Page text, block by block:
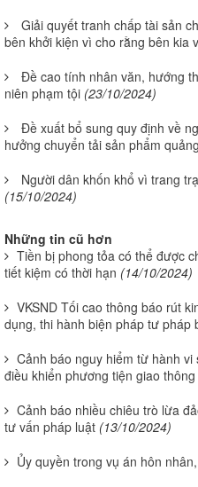
Giải quyết tranh chấp tài sản
bên khởi kiện vì cho rằng bên kia
Đề cao tính nhân văn, hướng
niên phạm tội (23/10/2024)
Đề xuất bổ sung quy định về
hưởng chuyển tải sản phẩm
Người dân khốn khổ vì trang
(15/10/2024)
Những tin cũ hơn
Tiền bị phong tỏa có thể được
tiết kiệm có thời hạn (14/10/2024)
VKSND Tối cao thông báo rút
dụng, thi hành biện pháp tư pháp
Cảnh báo nguy hiểm từ hành
điều khiển phương tiện giao thông
Cảnh báo nhiều chiêu trò lừa
tư vấn pháp luật (13/10/2024)
Ủy quyền trong vụ án hôn